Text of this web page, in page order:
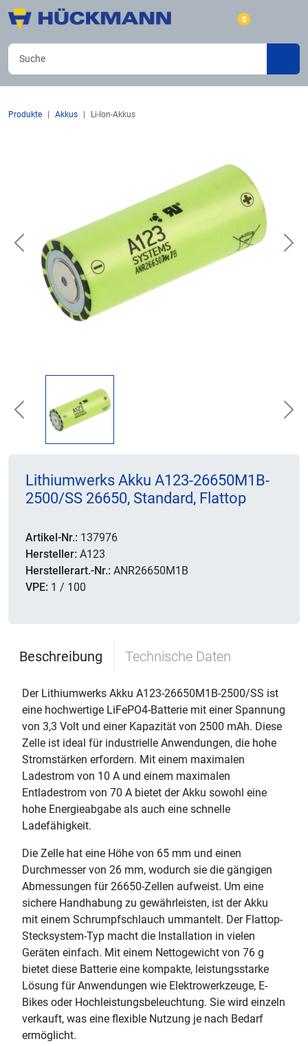
0
Produkte Akkus Li-Ion-Akkus
Previous
Previous
Lithiumwerks Akku A123-26650M1B-
2500/SS 26650, Standard, Flattop
Artikel-Nr.: 137976
Hersteller: A123
Herstellerart.-Nr.: ANR26650M1B
VPE: 1 / 100
Beschreibung Technische Daten
Der Lithiumwerks Akku A123-26650M1B-2500/SS ist
eine hochwertige LiFePO4-Batterie mit einer Spannung
von 3,3 Volt und einer Kapazität von 2500 mAh. Diese
Zelle ist ideal für industrielle Anwendungen, die hohe
Stromstärken erfordern. Mit einem maximalen
Ladestrom von 10 A und einem maximalen
Entladestrom von 70 A bietet der Akku sowohl eine
hohe Energieabgabe als auch eine schnelle
Ladefähigkeit.
Die Zelle hat eine Höhe von 65 mm und einen
Durchmesser von 26 mm, wodurch sie die gängigen
Abmessungen für 26650-Zellen aufweist. Um eine
sichere Handhabung zu gewährleisten, ist der Akku
mit einem Schrumpfschlauch ummantelt. Der Flattop-
Stecksystem-Typ macht die Installation in vielen
Geräten einfach. Mit einem Nettogewicht von 76 g
bietet diese Batterie eine kompakte, leistungsstarke
Lösung für Anwendungen wie Elektrowerkzeuge, E-
Bikes oder Hochleistungsbeleuchtung. Sie wird einzeln
verkauft, was eine flexible Nutzung je nach Bedarf
ermöglicht.